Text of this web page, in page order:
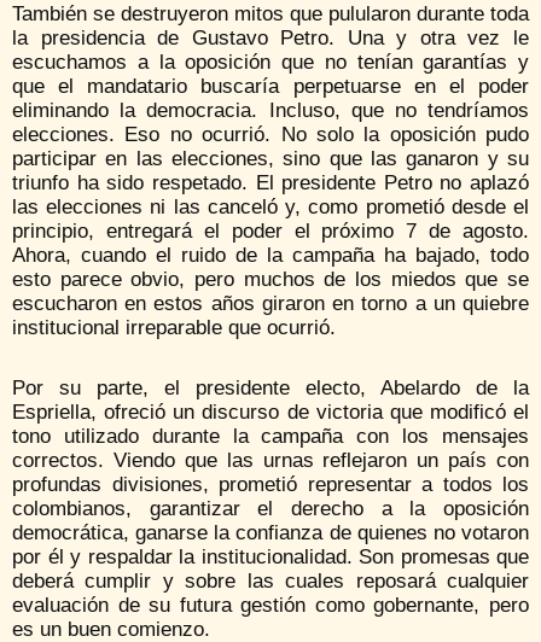
También se destruyeron mitos que pulularon durante toda
la presidencia de Gustavo Petro. Una y otra vez le
escuchamos a la oposición que no tenían garantías y
que el mandatario buscaría perpetuarse en el poder
eliminando la democracia. Incluso, que no tendríamos
elecciones. Eso no ocurrió. No solo la oposición pudo
participar en las elecciones, sino que las ganaron y su
triunfo ha sido respetado. El presidente Petro no aplazó
las elecciones ni las canceló y, como prometió desde el
principio, entregará el poder el próximo 7 de agosto.
Ahora, cuando el ruido de la campaña ha bajado, todo
esto parece obvio, pero muchos de los miedos que se
escucharon en estos años giraron en torno a un quiebre
institucional irreparable que ocurrió.
Por su parte, el presidente electo, Abelardo de la
Espriella, ofreció un discurso de victoria que modificó el
tono utilizado durante la campaña con los mensajes
correctos. Viendo que las urnas reflejaron un país con
profundas divisiones, prometió representar a todos los
colombianos, garantizar el derecho a la oposición
democrática, ganarse la confianza de quienes no votaron
por él y respaldar la institucionalidad. Son promesas que
deberá cumplir y sobre las cuales reposará cualquier
evaluación de su futura gestión como gobernante, pero
es un buen comienzo.